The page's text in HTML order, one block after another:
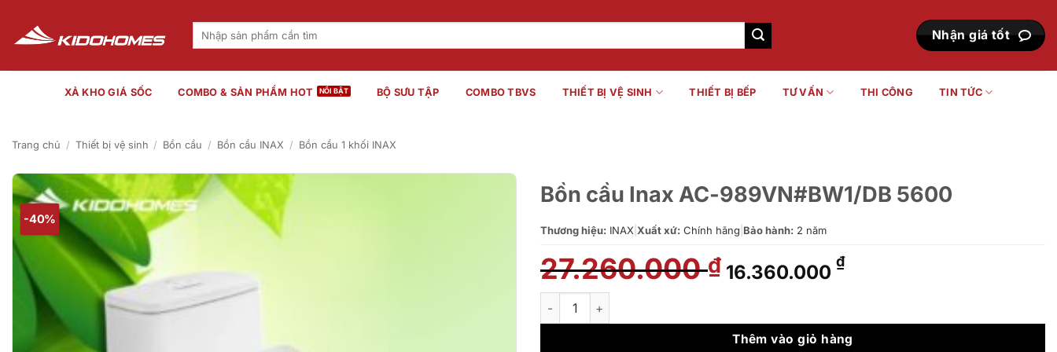
nội
dung
Tìm
Nhận giá tốt
XẢ KHO GIÁ SỐC COMBO & SẢN PHẨM HOT BỘ SƯU TẬP COMBO TBVS THIẾT BỊ VỆ SINH THIẾT BỊ BẾP TƯ VẤN THI CÔNG TIN TỨC
Trang chủ / Thiết bị vệ sinh / Bồn cầu / Bồn cầu INAX / Bồn cầu 1 khối INAX
-40%
Bồn cầu Inax AC-989VN#BW1/DB 5600
Thương hiệu: INAX Xuất xứ: Chính hãng Bảo hành: 2 năm
27.260.000₫ Giá
gốc
27.260.000 ₫.
16.360.000 ₫Giá
là:
16.360.000 ₫.
Bồn cầu Inax AC-989VN#BW1/DB 5600 số lượng
Thêm vào giỏ hàng